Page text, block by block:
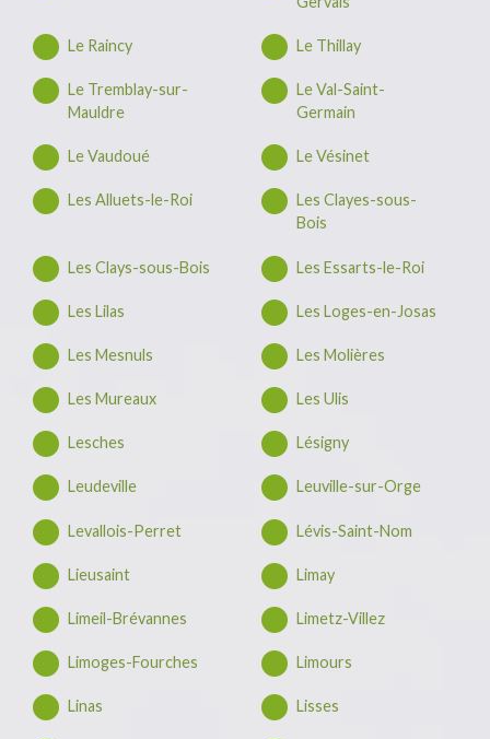
Le Raincy Le Thillay
Le Tremblay-sur-
Mauldre
Le Val-Saint-
Germain
Le Vaudoué Le Vésinet
Les Alluets-le-Roi
Les Clayes-sous-
Bois
Les Clays-sous-Bois Les Essarts-le-Roi
Les Lilas Les Loges-en-Josas
Les Mesnuls Les Molières
Les Mureaux Les Ulis
Lesches Lésigny
Leudeville Leuville-sur-Orge
Levallois-Perret Lévis-Saint-Nom
Lieusaint Limay
Limeil-Brévannes Limetz-Villez
Limoges-Fourches Limours
Linas Lisses